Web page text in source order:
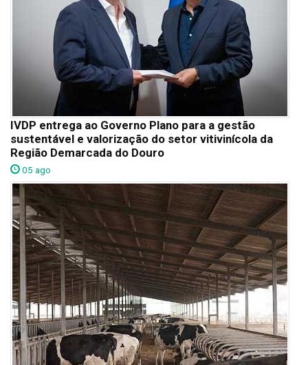
IVDP entrega ao Governo Plano para a gestão
sustentável e valorização do setor vitivinícola da
Região Demarcada do Douro
05 ago